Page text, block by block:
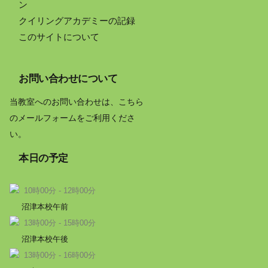
ン
クイリングアカデミーの記録
このサイトについて
お問い合わせについて
当教室へのお問い合わせは、こちら
のメールフォームをご利用くださ
い。
本日の予定
10時00分 - 12時00分
沼津本校午前
13時00分 - 15時00分
沼津本校午後
13時00分 - 16時00分